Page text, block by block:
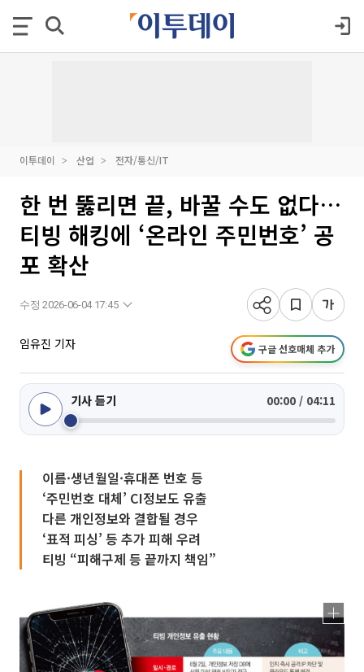
이투데이 산업 전자/통신/IT
한 번 뚫리면 끝, 바꿀 수도 없다…
티빙 해킹에 ‘온라인 주민번호’ 공
포 확산
수정 2026-06-04 17:45
임유진 기자 구글 선호매체 추가
기사 듣기 00:00 / 04:11
이름·생년월일·휴대폰 번호 등
‘주민번호 대체’ CI정보도 유출
다른 개인정보와 결합될 경우
‘표적 피싱’ 등 추가 피해 우려
티빙 “피해구제 등 끝까지 책임”